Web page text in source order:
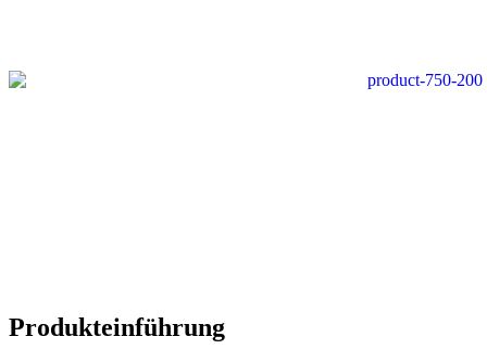
Produkteinführung